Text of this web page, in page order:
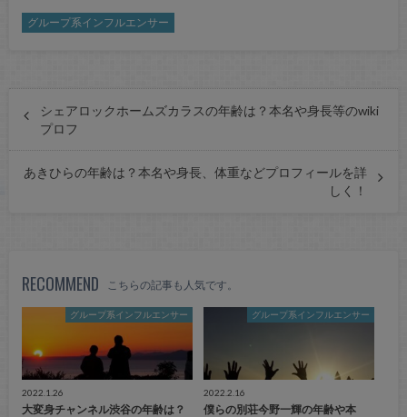
グループ系インフルエンサー
シェアロックホームズカラスの年齢は？本名や身長等のwiki
プロフ
あきひらの年齢は？本名や身長、体重などプロフィールを詳
しく！
RECOMMEND こちらの記事も人気です。
グループ系インフルエンサー
2022.1.26
大変身チャンネル渋谷の年齢は？
グループ系インフルエンサー
2022.2.16
僕らの別荘今野一輝の年齢や本